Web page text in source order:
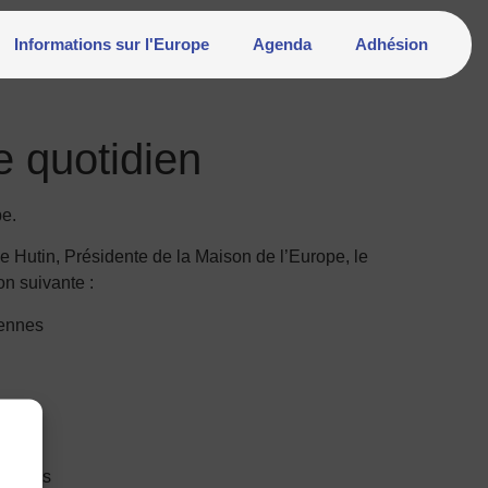
Informations sur l'Europe Agenda Adhésion
quotidien
Hutin, Présidente de la Maison de l’Europe, le
suivante :